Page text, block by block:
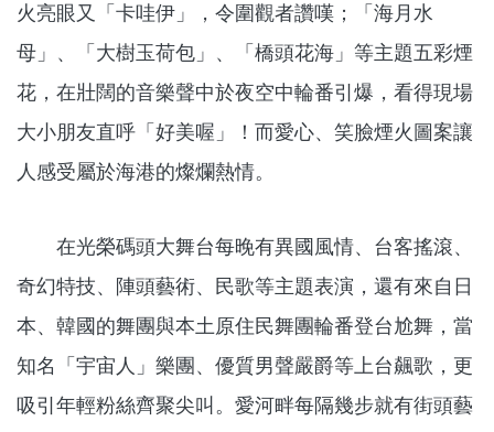
火亮眼又「卡哇伊」，令圍觀者讚嘆；「海月水
母」、「大樹玉荷包」、「橋頭花海」等主題五彩煙
花，在壯闊的音樂聲中於夜空中輪番引爆，看得現場
大小朋友直呼「好美喔」！而愛心、笑臉煙火圖案讓
人感受屬於海港的燦爛熱情。
在光榮碼頭大舞台每晚有異國風情、台客搖滾、
奇幻特技、陣頭藝術、民歌等主題表演，還有來自日
本、韓國的舞團與本土原住民舞團輪番登台尬舞，當
知名「宇宙人」樂團、優質男聲嚴爵等上台飆歌，更
吸引年輕粉絲齊聚尖叫。愛河畔每隔幾步就有街頭藝